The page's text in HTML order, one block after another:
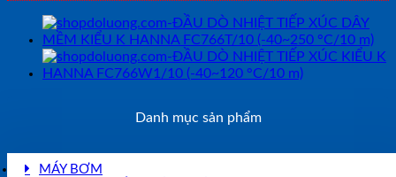
Danh mục sản phẩm
MÁY BƠM